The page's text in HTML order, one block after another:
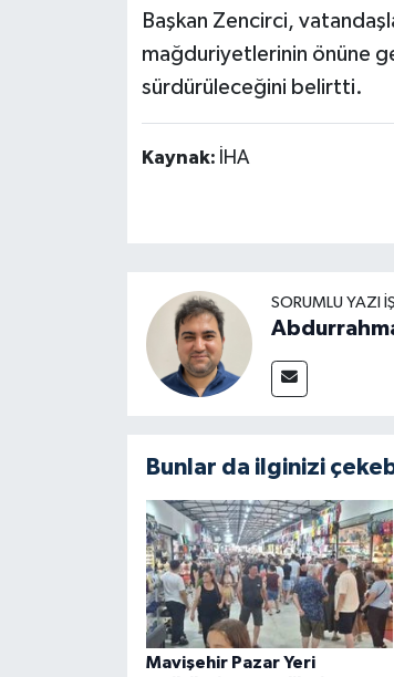
Başkan Zencirci,
mağduriyetlerinin önüne
sürdürüleceğini belirtti.
Kaynak: İHA
SORUMLU YAZI
Bunlar da ilginizi
Mavişehir Pazar Yeri